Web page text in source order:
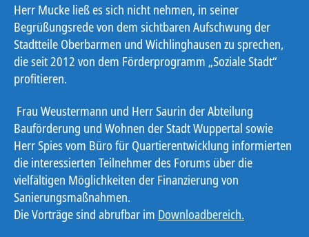
Herr Mucke ließ es sich nicht nehmen, in seiner
Begrüßungsrede von dem sichtbaren Aufschwung der
Stadtteile Oberbarmen und Wichlinghausen zu sprechen,
die seit 2012 von dem Förderprogramm „Soziale Stadt“
profitieren.
Frau Weustermann und Herr Saurin der Abteilung
Bauförderung und Wohnen der Stadt Wuppertal sowie
Herr Spies vom Büro für Quartierentwicklung informierten
die interessierten Teilnehmer des Forums über die
vielfältigen Möglichkeiten der Finanzierung von
Sanierungsmaßnahmen.
Die Vorträge sind abrufbar im Downloadbereich.